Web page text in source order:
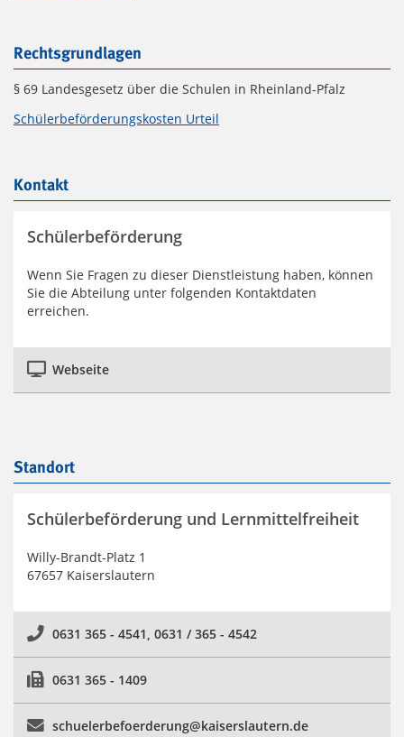
Rechtsgrundlagen
§ 69 Landesgesetz über die Schulen in Rheinland-Pfalz
Schülerbeförderungskosten Urteil
Kontakt
Schülerbeförderung
Wenn Sie Fragen zu dieser Dienstleistung haben, können
Sie die Abteilung unter folgenden Kontaktdaten
erreichen.
Webseite
Standort
Schülerbeförderung und Lernmittelfreiheit
Willy-Brandt-Platz 1
67657 Kaiserslautern
0631 365 - 4541, 0631 / 365 - 4542
0631 365 - 1409
schuelerbefoerderung@kaiserslautern.de